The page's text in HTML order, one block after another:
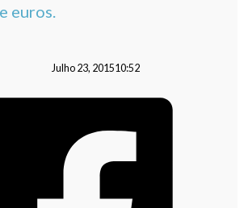
euros.
Julho 23, 201510:52